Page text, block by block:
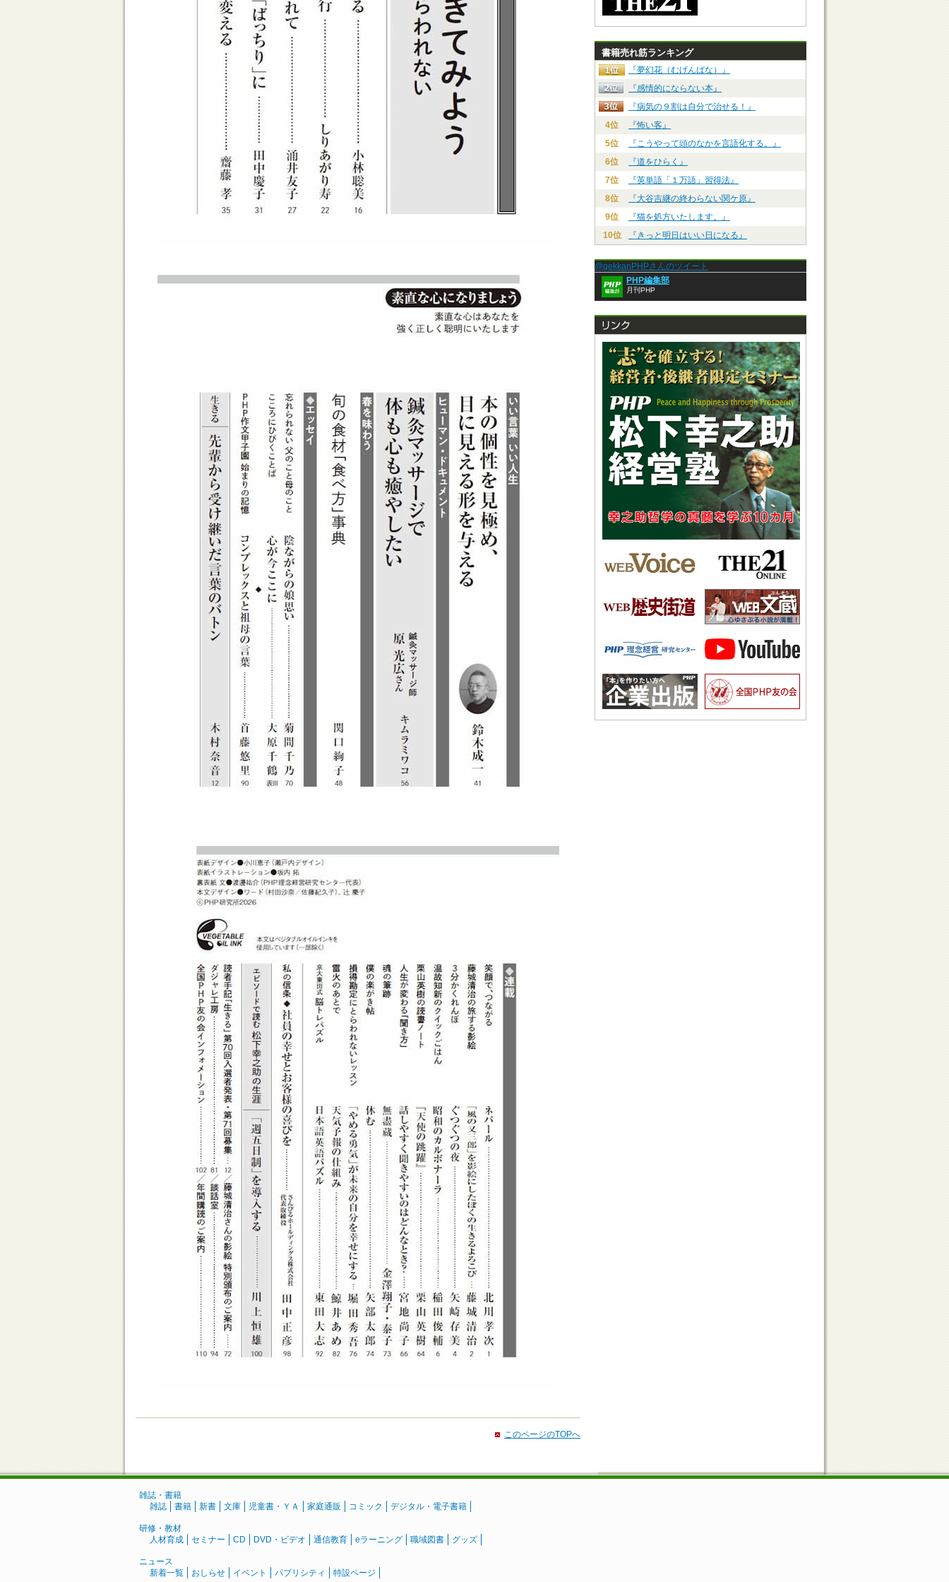
このページのTOPへ
書籍売れ筋ランキング
『夢幻花（むげんばな）』
『感情的にならない本』
『病気の９割は自分で治せる！』
4位
『怖い客』
5位
『こうやって頭のなかを言語化する。』
6位
『道をひらく』
7位
『英単語「１万語」習得法』
8位
『大谷吉継の終わらない関ケ原』
9位
『猫を処方いたします。』
10位
『きっと明日はいい日になる』
@gekkanPHPさんのツイート
PHP編集部
月刊PHP
雑誌・書籍
雑誌
書籍 新書 文庫 児童書・ＹＡ 家庭通販 コミック デジタル・電子書籍
研修・教材
人材育成
セミナー CD DVD・ビデオ 通信教育 eラーニング 職域図書 グッズ
ニュース
新着一覧
おしらせ イベント パブリシティ 特設ページ